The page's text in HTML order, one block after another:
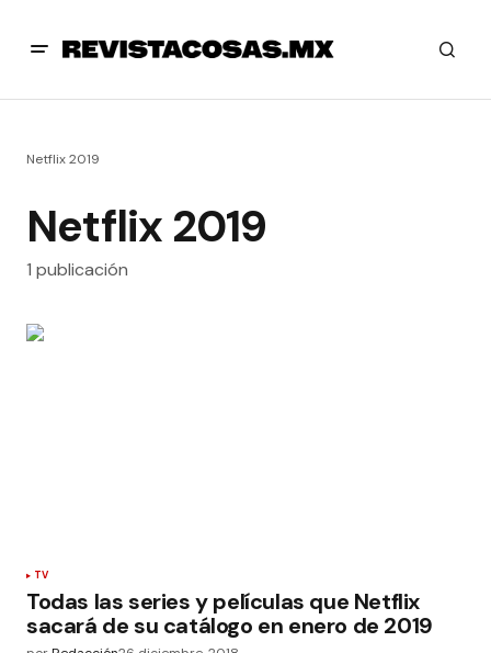
Netflix 2019
Netflix 2019
1 publicación
TV
Todas las series y películas que Netflix
sacará de su catálogo en enero de 2019